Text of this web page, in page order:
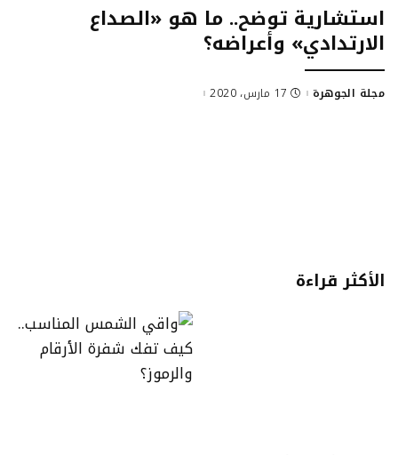
استشارية توضح.. ما هو «الصداع
الارتدادي» وأعراضه؟
Posted
مجلة الجوهرة 17 مارس، 2020
الأكثر قراءة